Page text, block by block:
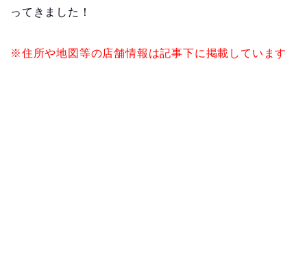
ってきました！
※住所や地図等の店舗情報は記事下に掲載しています